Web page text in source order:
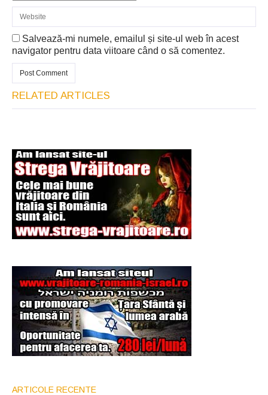
Salvează-mi numele, emailul și site-ul web în acest
navigator pentru data viitoare când o să comentez.
RELATED ARTICLES
ARTICOLE RECENTE